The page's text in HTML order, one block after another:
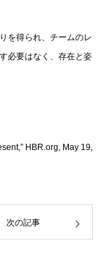
を得られ、チームのレ
必要はなく、存在と姿
HBR.org, May 19,
次の記事